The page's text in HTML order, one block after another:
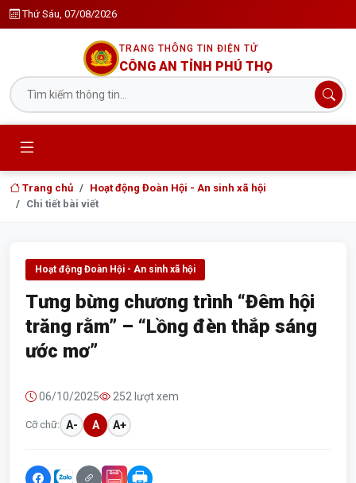
Thứ Sáu, 07/08/2026
TRANG THÔNG TIN ĐIỆN TỬ
CÔNG AN TỈNH PHÚ THỌ
Trang chủ
Hoạt động Đoàn Hội - An sinh xã hội
Chi tiết bài viết
Hoạt động Đoàn Hội - An sinh xã hội
Tưng bừng chương trình “Đêm hội
trăng rằm” – “Lồng đèn thắp sáng
ước mơ”
06/10/2025 252 lượt xem
Cỡ chữ: A- A A+